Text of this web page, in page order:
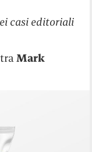
casi editoriali
Mark